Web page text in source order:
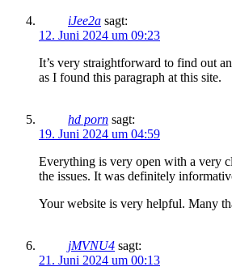
iJee2a sagt:
12. Juni 2024 um 09:23
It’s very straightforward to find out
as I found this paragraph at this site.
hd porn sagt:
19. Juni 2024 um 04:59
Everything is very open with a very
the issues. It was definitely
Your website is very helpful. Many
jMVNU4 sagt:
21. Juni 2024 um 00:13